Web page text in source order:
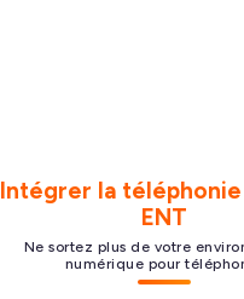
Intégrer la
ENT
Ne sortez plus de votre
numérique pour